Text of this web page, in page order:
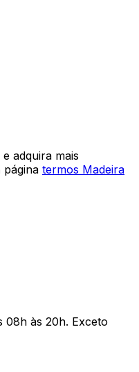
adquira mais
termos Madeira
08h às 20h. Exceto